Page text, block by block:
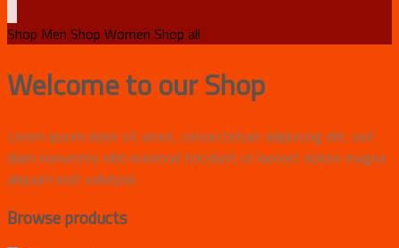
Shop Men Shop Women Shop all
Welcome to our Shop
Lorem ipsum dolor sit amet, consectetuer adipiscing elit, sed
diam nonummy nibh euismod tincidunt ut laoreet dolore magna
aliquam erat volutpat.
Browse products